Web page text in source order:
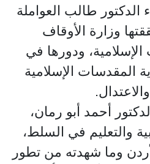
الدكتور طالب العواملة
وزارة الأوقاف
ودورها في
المقدسات الإسلامية
أحمد أبو رمان،
والتعليم في السلط،
وما شهدته من تطور